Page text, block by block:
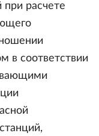
расчете
в соответствии